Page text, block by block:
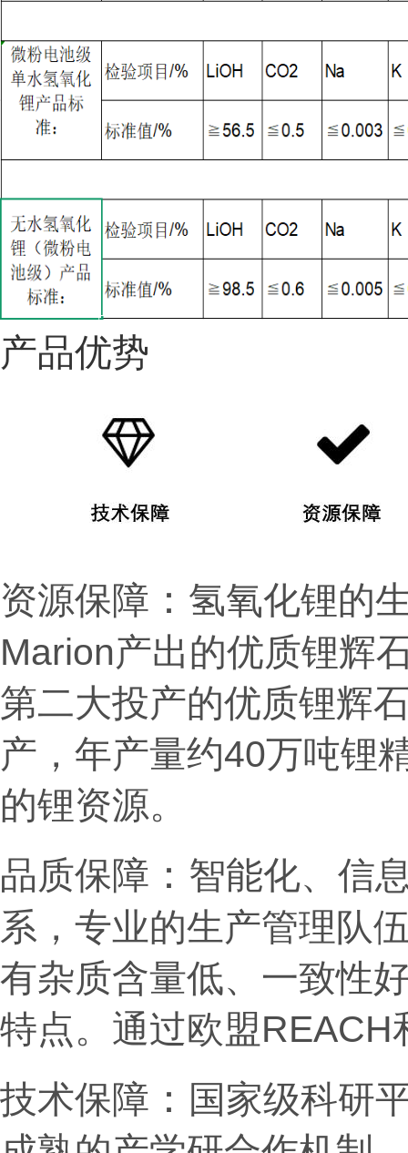
产品优势
资源保障 ： 氢氧化锂的
Marion产出的优质锂辉
第二大投产的优质锂辉
产，年产量约40万吨锂
的锂资源。
品质保障 ： 智能化、信
系，专业的生产管理队
有杂质含量低、一致性
特点。 通过欧盟REACH
技术保障 ： 国家级科研